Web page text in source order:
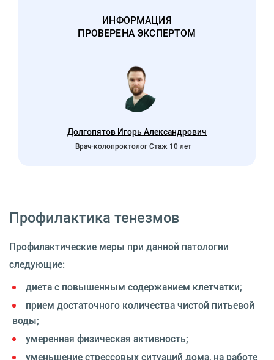
ИНФОРМАЦИЯ
ПРОВЕРЕНА ЭКСПЕРТОМ
Долгопятов Игорь Александрович
Врач-колопроктолог Стаж 10 лет
Профилактика тенезмов
Профилактические меры при данной патологии
следующие:
диета с повышенным содержанием клетчатки;
прием достаточного количества чистой питьевой
воды;
умеренная физическая активность;
уменьшение стрессовых ситуаций дома, на работе